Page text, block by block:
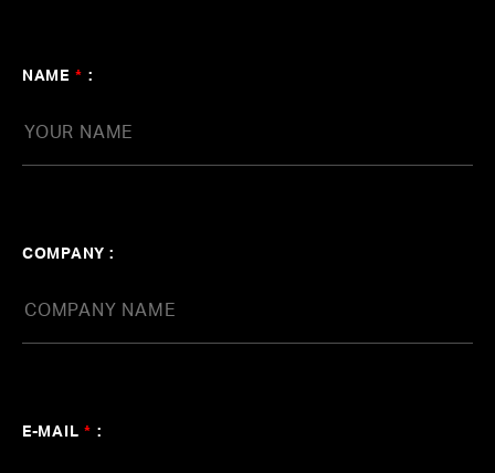
玉井健二プロデュース
NAME * :
COMPANY :
E-MAIL * :